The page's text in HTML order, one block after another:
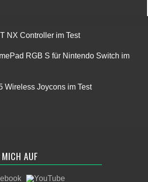
NX Controller im Test
RGB S für Nintendo Switch im
Wireless Joycons im Test
AUF